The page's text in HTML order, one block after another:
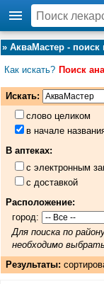
» АкваМастер - поиск
Как искать? Поиск
Искать:
слово целиком
в начале
В аптеках:
с электронным
с доставкой
Расположение:
город:
Для поиска по
необходимо
Результаты: